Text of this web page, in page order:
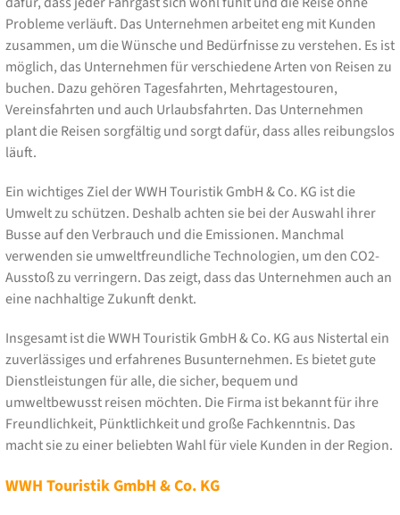
Probleme verläuft. Das Unternehmen arbeitet eng mit Kunden
zusammen, um die Wünsche und Bedürfnisse zu verstehen. Es ist
möglich, das Unternehmen für verschiedene Arten von Reisen zu
buchen. Dazu gehören Tagesfahrten, Mehrtagestouren,
Vereinsfahrten und auch Urlaubsfahrten. Das Unternehmen
plant die Reisen sorgfältig und sorgt dafür, dass alles reibungslos
läuft.
Ein wichtiges Ziel der WWH Touristik GmbH & Co. KG ist die
Umwelt zu schützen. Deshalb achten sie bei der Auswahl ihrer
Busse auf den Verbrauch und die Emissionen. Manchmal
verwenden sie umweltfreundliche Technologien, um den CO2-
Ausstoß zu verringern. Das zeigt, dass das Unternehmen auch an
eine nachhaltige Zukunft denkt.
Insgesamt ist die WWH Touristik GmbH & Co. KG aus Nistertal ein
zuverlässiges und erfahrenes Busunternehmen. Es bietet gute
Dienstleistungen für alle, die sicher, bequem und
umweltbewusst reisen möchten. Die Firma ist bekannt für ihre
Freundlichkeit, Pünktlichkeit und große Fachkenntnis. Das
macht sie zu einer beliebten Wahl für viele Kunden in der Region.
WWH Touristik GmbH & Co. KG